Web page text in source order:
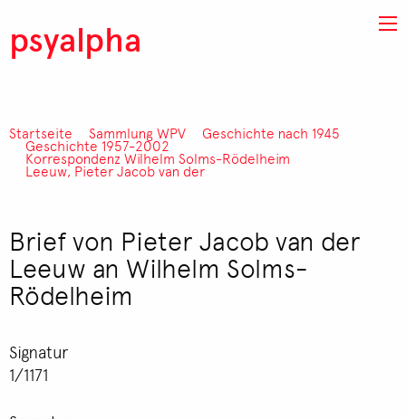
psyalpha
Pfadnavigation
Startseite Sammlung WPV Geschichte nach 1945
Geschichte 1957-2002
Korrespondenz Wilhelm Solms-Rödelheim
Leeuw, Pieter Jacob van der
Brief von Pieter Jacob van der
Leeuw an Wilhelm Solms-
Rödelheim
Signatur
1/1171